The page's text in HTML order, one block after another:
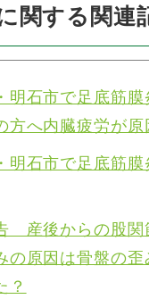
関する関連
明石市で足底筋膜
方へ内臓疲労が原
明石市で足底筋膜
産後からの股関
の原因は骨盤の歪
？